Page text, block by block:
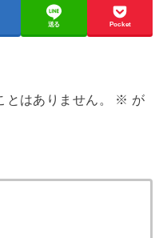
送る Pocket
はありません。 ※ が